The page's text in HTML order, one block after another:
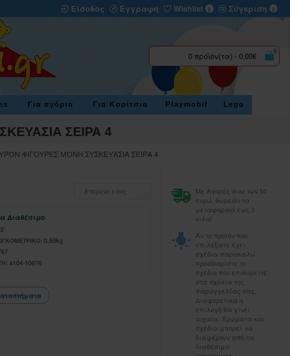
Είσοδος Εγγραφή Wishlist 0 Σύγκριση 0
0 προϊόν(τα) - 0,00€
0
Για αγόρια Για Κορίτσια Playmobil Lego
ΦΙΓΟΥΡΕΣ ΜΟΝΗ ΣΥΣΚΕΥΑΣΙΑ ΣΕΙΡΑ 4
ΣΕΙΡΑ 4
Επόμενο είδος
Διαθέσιμο
0.50kg
4104-10676
Με Αγορές άνω των 50
ευρώ, δωρεάν τα
μεταφορικά εως 3
κιλά!
Αν το προϊόν που
επιλέξατε έχει
σχέδια παρακαλώ
προσδιορίστε το
σχέδιο που επιθυμείτε
στα σχόλια της
παραγγελίας σας,
Διαφορετικά η
επιλογή θα γίνει
τυχαία. Χρώματα και
σχέδια μπορεί να
διαφέρουν από τα
διαθέσιμα